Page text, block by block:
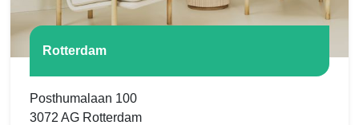
Rotterdam
Posthumalaan 100
3072 AG Rotterdam